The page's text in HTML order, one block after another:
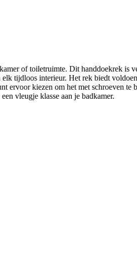
of toiletruimte. Dit handdoekrek
tijdloos interieur. Het rek biedt
kiezen om het met schroeven
vleugje klasse aan je badkamer.